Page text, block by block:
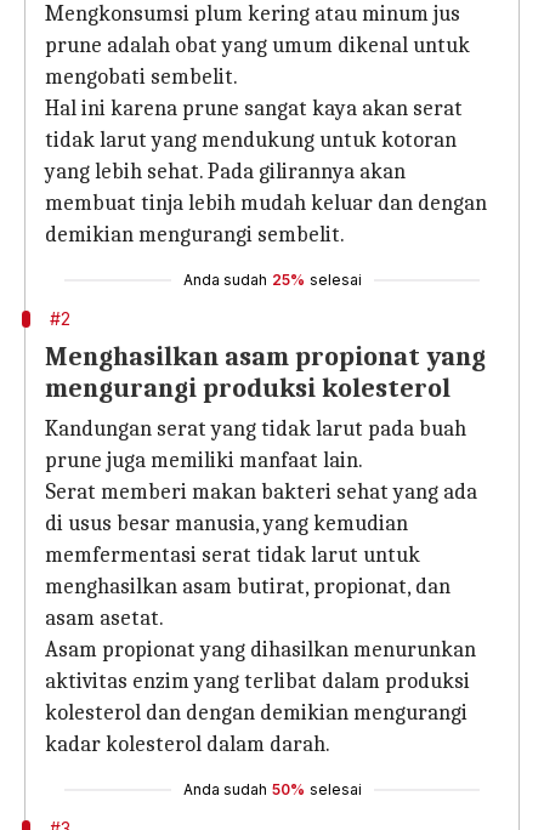
Mengkonsumsi plum kering atau minum jus
prune adalah obat yang umum dikenal untuk
mengobati sembelit.
Hal ini karena prune sangat kaya akan serat
tidak larut yang mendukung untuk kotoran
yang lebih sehat. Pada gilirannya akan
membuat tinja lebih mudah keluar dan dengan
demikian mengurangi sembelit.
Anda sudah 25% selesai
#2
Menghasilkan asam propionat yang
mengurangi produksi kolesterol
Kandungan serat yang tidak larut pada buah
prune juga memiliki manfaat lain.
Serat memberi makan bakteri sehat yang ada
di usus besar manusia, yang kemudian
memfermentasi serat tidak larut untuk
menghasilkan asam butirat, propionat, dan
asam asetat.
Asam propionat yang dihasilkan menurunkan
aktivitas enzim yang terlibat dalam produksi
kolesterol dan dengan demikian mengurangi
kadar kolesterol dalam darah.
Anda sudah 50% selesai